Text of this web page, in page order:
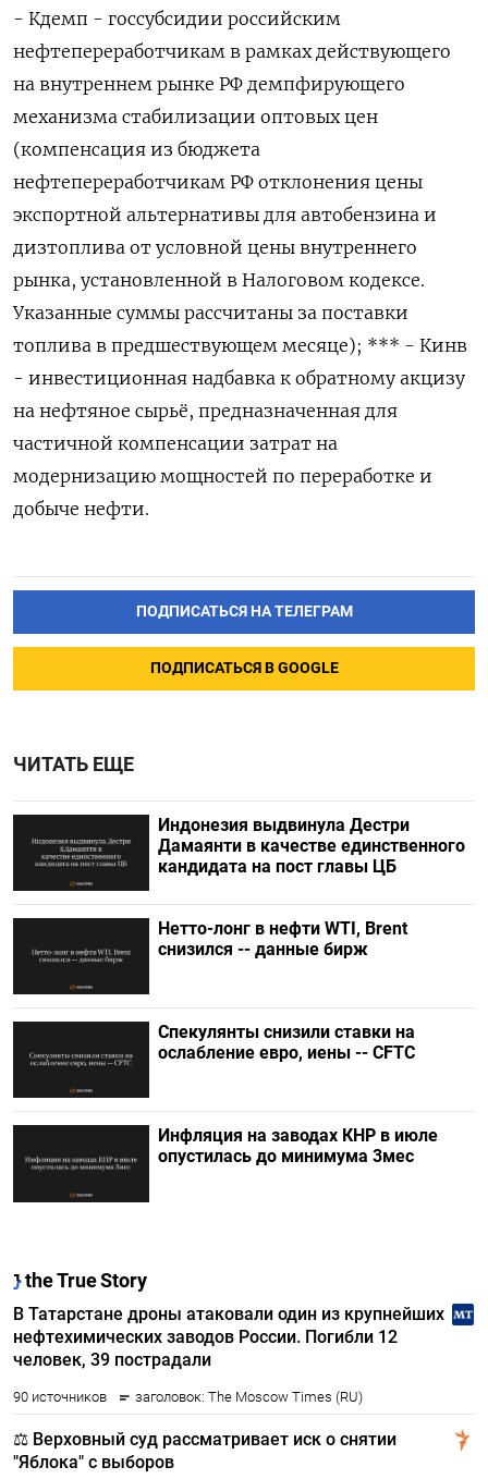
ПОДПИСАТЬСЯ НА ТЕЛЕГРАМ
ПОДПИСАТЬСЯ В GOOGLE
ЧИТАТЬ ЕЩЕ
Индонезия выдвинула Дестри
⁠Дамаянти в качестве единственного
кандидата на пост главы ЦБ
Нетто-лонг в нефти WTI, Brent
снизился -- данные бирж
Спекулянты снизили ставки на
ослабление евро, иены -- CFTC
Инфляция на заводах КНР в июле
опустилась до минимума 3мес